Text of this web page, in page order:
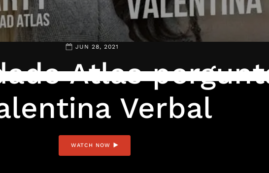
JUN 28, 2021
Atlas
Verbal
WATCH NOW